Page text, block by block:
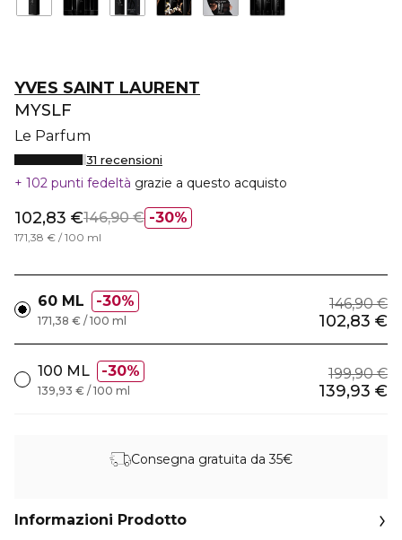
YVES SAINT LAURENT
MYSLF
Le Parfum
31 recensioni
102 punti fedeltà grazie a questo acquisto
30%
102,83 €146,90 €
171,38 € / 100 ml
60 ML 30% 146,90 €
102,83 €
171,38 € / 100 ml
100 ML 30% 199,90 €
139,93 €
139,93 € / 100 ml
Consegna gratuita da 35€
Informazioni Prodotto